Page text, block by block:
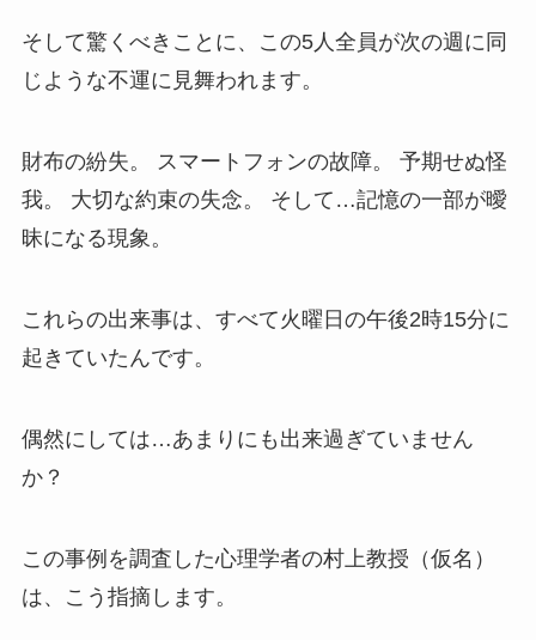
そして驚くべきことに、この5人全員が次の週に同
じような不運に見舞われます。
財布の紛失。 スマートフォンの故障。 予期せぬ怪
我。 大切な約束の失念。 そして…記憶の一部が曖
昧になる現象。
これらの出来事は、すべて火曜日の午後2時15分に
起きていたんです。
偶然にしては…あまりにも出来過ぎていません
か？
この事例を調査した心理学者の村上教授（仮名）
は、こう指摘します。